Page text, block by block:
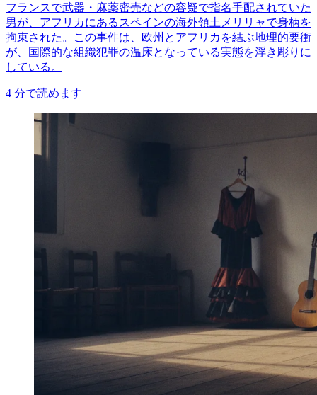
フランスで武器・麻薬密売などの容疑で指名手配されていた
男が、アフリカにあるスペインの海外領土メリリャで身柄を
拘束された。この事件は、欧州とアフリカを結ぶ地理的要衝
が、国際的な組織犯罪の温床となっている実態を浮き彫りに
している。
4 分で読めます